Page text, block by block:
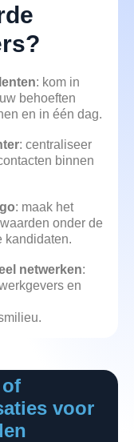
: kom in
behoeften
en in één dag.
: centraliseer
binnen
: maak het
onder de
kandidaten.
netwerken:
en
voor